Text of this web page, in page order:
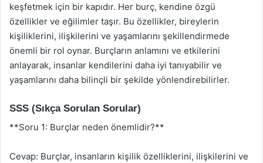
keşfetmek için bir kapıdır. Her burç, kendine özgü
özellikler ve eğilimler taşır. Bu özellikler, bireylerin
kişiliklerini, ilişkilerini ve yaşamlarını şekillendirmede
önemli bir rol oynar. Burçların anlamını ve etkilerini
anlayarak, insanlar kendilerini daha iyi tanıyabilir ve
yaşamlarını daha bilinçli bir şekilde yönlendirebilirler.
SSS (Sıkça Sorulan Sorular)
**Soru 1: Burçlar neden önemlidir?**
Cevap: Burçlar, insanların kişilik özelliklerini, ilişkilerini ve